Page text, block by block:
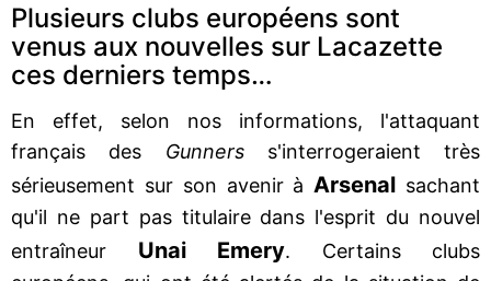
Plusieurs clubs européens sont
venus aux nouvelles sur Lacazette
ces derniers temps…
En effet, selon nos informations, l'attaquant
français des Gunnerss'interrogeraient très
sérieusement sur son avenir à Arsenal sachant
qu'il ne part pas titulaire dans l'esprit du nouvel
entraîneur Unai Emery. Certains clubs